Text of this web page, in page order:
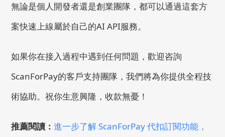
無論是個人開發者還是創業團隊，都可以通過這套方
案快速上線屬於自己的AI API服務。
如果你在接入過程中遇到任何問題，歡迎咨詢
ScanForPay的客戶支持團隊，我們將為你提供全程技
術協助。祝你生意興隆，收款無憂！
推薦閱讀：進一步了解 ScanForPay 代扣訂閱功能，